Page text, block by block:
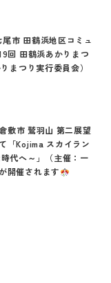
市 田鶴浜地区コミュ
回 田鶴浜あかりまつ
まつり実行委員会）
敷市 鷲羽山 第二展望
「Kojima スカイラン
代へ～」（主催：一
開催されます